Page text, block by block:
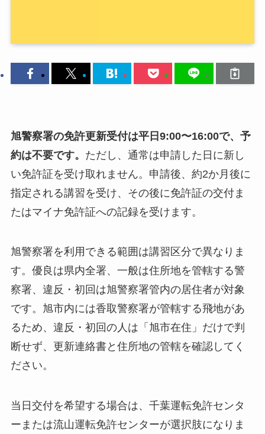
旭警察署の免許更新受付は平日9:00〜16:00で、予
約は不要です。 ただし、通常は申請した日に新し
い免許証を受け取れません。申請後、約2か月後に
指定される講習を受け、その後に免許証の交付ま
たはマイナ免許証への記録を受けます。
旭警察署を利用できる範囲は講習区分で異なりま
す。優良は県内全署、一般は住所地を管轄する警
察署、違反・初回は旭警察署管内の居住者が対象
です。旭市内には香取警察署が管轄する飛地があ
るため、違反・初回の人は「旭市在住」だけで判
断せず、更新連絡書と住所地の管轄を確認してく
ださい。
当日交付を希望する場合は、千葉運転免許センタ
ーまたは流山運転免許センターが選択肢になりま